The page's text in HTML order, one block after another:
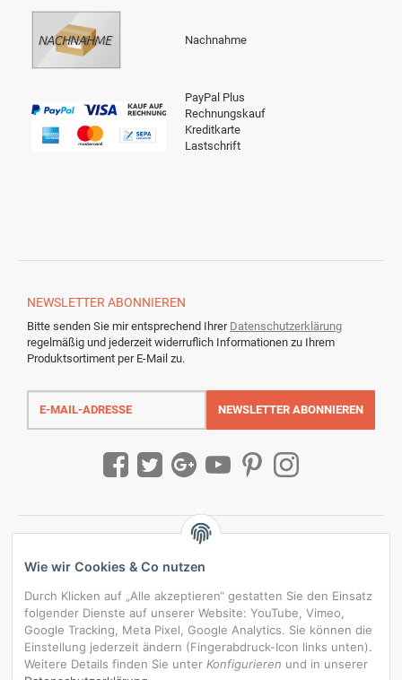
Nachnahme
PayPal Plus
Rechnungskauf
Kreditkarte
Lastschrift
NEWSLETTER ABONNIEREN
Bitte senden Sie mir entsprechend Ihrer Datenschutzerklärung
regelmäßig und jederzeit widerruflich Informationen zu Ihrem
Produktsortiment per E-Mail zu.
E-
Mail-
NEWSLETTER ABONNIEREN
Wie wir Cookies & Co nutzen
Durch Klicken auf „Alle akzeptieren“ gestatten Sie den Einsatz
folgender Dienste auf unserer Website: YouTube, Vimeo,
Google Tracking, Meta Pixel, Google Analytics. Sie können die
Einstellung jederzeit ändern (Fingerabdruck-Icon links unten).
Weitere Details finden Sie unter Konfigurieren und in unserer